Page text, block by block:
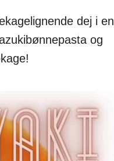
dej i en
og